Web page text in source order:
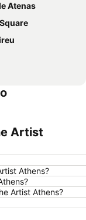
Atenas
Syntagma Square
Olímpico
Artist
Athens?
Artist Athens?